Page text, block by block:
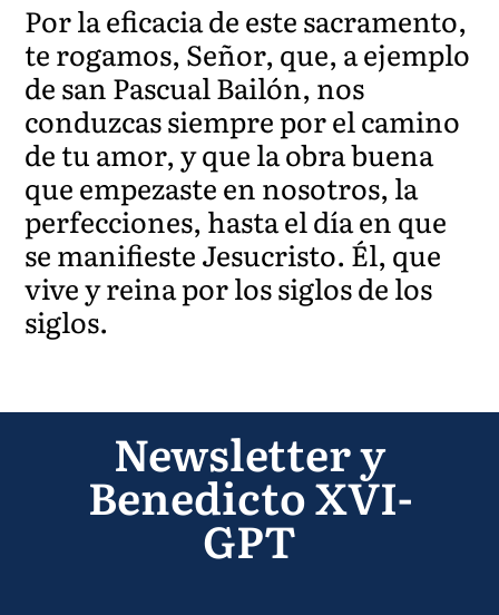
Por la eficacia de este sacramento,
te rogamos, Señor, que, a ejemplo
de san Pascual Bailón, nos
conduzcas siempre por el camino
de tu amor, y que la obra buena
que empezaste en nosotros, la
perfecciones, hasta el día en que
se manifieste Jesucristo. Él, que
vive y reina por los siglos de los
siglos.
Newsletter y
Benedicto XVI-
GPT